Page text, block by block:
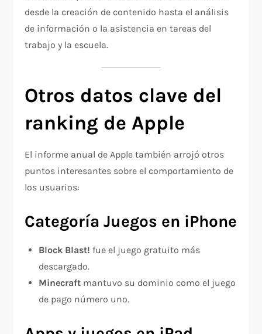
desde la creación de contenido hasta el análisis
de información o la asistencia en tareas del
trabajo y la escuela.
Otros datos clave del
ranking de Apple
El informe anual de Apple también arrojó otros
puntos interesantes sobre el comportamiento de
los usuarios:
Categoría Juegos en iPhone
Block Blast! fue el juego gratuito más
descargado.
Minecraft mantuvo su dominio como el juego
de pago número uno.